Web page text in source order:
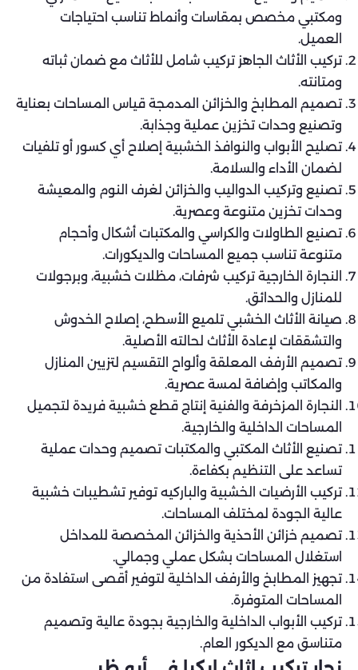
ومكتبي مخصص بمقاسات وأنماط تناسب احتياجات
العميل.
تركيب الأثاث الجاهز تركيب شامل للأثاث مع ضمان ثباته
ومتانته.
تصميم المطابخ والخزائن المدمجة قياس المساحات بعناية
وتصنيع وحدات تخزين عملية وجذابة.
تصليح الأبواب والنوافذ الخشبية إصلاح أي كسور أو تلفيات
لضمان الأداء والسلامة.
تصنيع وتركيب الدواليب والخزائن لغرف النوم والمعيشة
وحدات تخزين متنوعة وعصرية.
تصنيع الطاولات والكراسي والمكتبات أشكال وأحجام
متنوعة تناسب جميع المساحات والديكورات.
النجارة الخارجية تركيب شرفات، مظلات خشبية، وبرجولات
للمنازل والحدائق.
صيانة الأثاث الخشبي تلميع الأسطح، إصلاح الخدوش
والتشققات لإعادة الأثاث لحالته الأصلية.
تصميم الأرفف المعلقة وألواح التقسيم لتزيين المنازل
والمكاتب وإضافة لمسة عصرية.
النجارة المزخرفة والفنية إنتاج قطع خشبية فريدة لتجميل
المساحات الداخلية والخارجية.
تصنيع الأثاث المكتبي والمكتبات تصميم وحدات عملية
تساعد على التنظيم بكفاءة.
تركيب الأرضيات الخشبية والباركيه توفير تشطيبات خشبية
عالية الجودة لمختلف المساحات.
تصميم خزائن الأحذية والخزائن المخصصة للمداخل
استغلال المساحات بشكل عملي وجمالي.
تجهيز المطابخ والأرفف الداخلية لتوفير أقصى استفادة من
المساحات المتوفرة.
تركيب الأبواب الداخلية والخارجية بجودة عالية وتصميم
متناسق مع الديكور العام.